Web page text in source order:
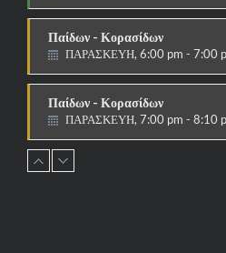
Παίδων - Κορασίδων
ΠΑΡΑΣΚΕΥΗ, 6:00 pm - 7:00
Παίδων - Κορασίδων
ΠΑΡΑΣΚΕΥΗ, 7:00 pm - 8:10
Εφήβων - Νεανίδων